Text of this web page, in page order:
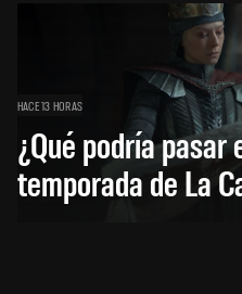
HACE 13 HORAS
¿Qué podría pasar
temporada de La